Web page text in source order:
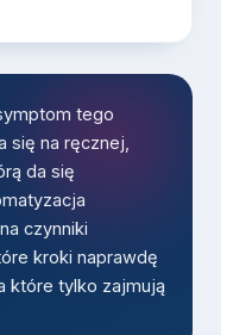
tego
się na ręcznej,
da się
czynniki
kroki naprawdę
które tylko zajmują